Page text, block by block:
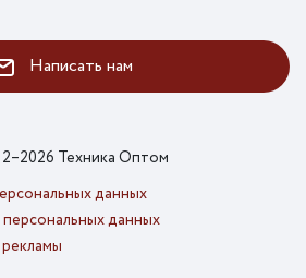
Написать нам
Техника Оптом
данных
данных